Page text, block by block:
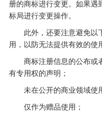
册的商标进行变更。如果遇
标局进行变更操作。
此外，还要注意避免以
用，以防无法提供有效的使
商标注册信息的公布或
有专用权的声明；
未在公开的商业领域使
仅作为赠品使用；